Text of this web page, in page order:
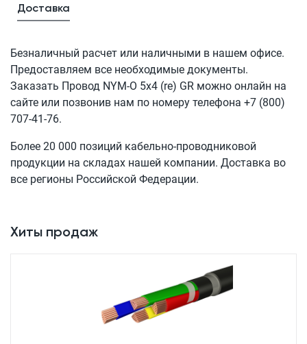
Доставка
Безналичный расчет или наличными в нашем офисе.
Предоставляем все необходимые документы.
Заказать Провод NYM-O 5x4 (re) GR можно онлайн на
сайте или позвонив нам по номеру телефона +7 (800)
707-41-76.
Более 20 000 позиций кабельно-проводниковой
продукции на складах нашей компании. Доставка во
все регионы Российской Федерации.
Хиты продаж